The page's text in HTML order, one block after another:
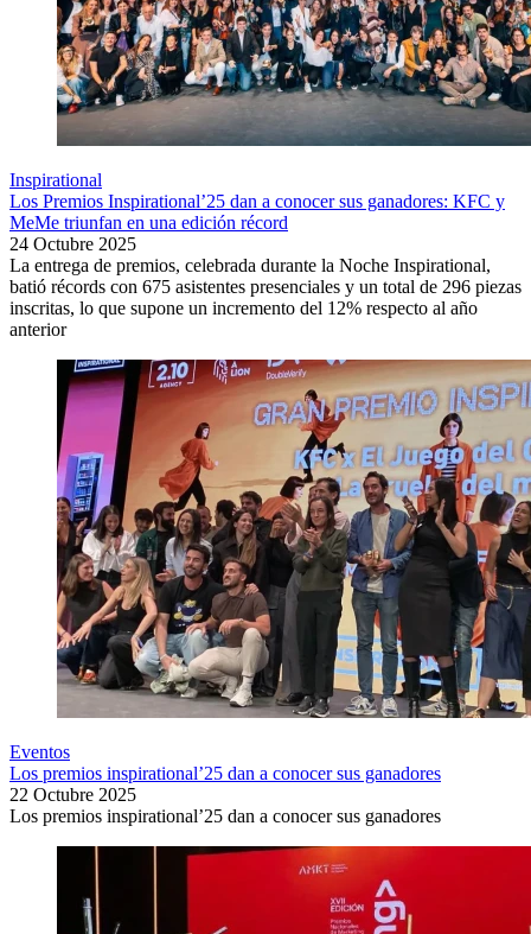
Inspirational
Los Premios Inspirational’25 dan a conocer sus ganadores: KFC y
MeMe triunfan en una edición récord
24 Octubre 2025
La entrega de premios, celebrada durante la Noche Inspirational,
batió récords con 675 asistentes presenciales y un total de 296 piezas
inscritas, lo que supone un incremento del 12% respecto al año
anterior
Eventos
Los premios inspirational’25 dan a conocer sus ganadores
22 Octubre 2025
Los premios inspirational’25 dan a conocer sus ganadores